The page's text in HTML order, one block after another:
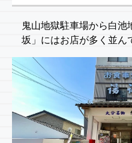
鬼山地獄駐車場から白池
坂」にはお店が多く並ん